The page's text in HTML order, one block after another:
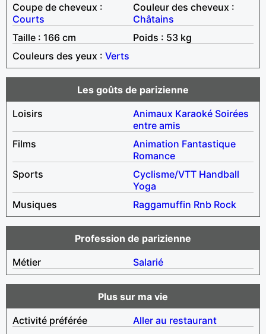
Coupe de cheveux :
Courts
Couleur des cheveux :
Châtains
Taille : 166 cm
Poids : 53 kg
Couleurs des yeux : Verts
Les goûts de parizienne
Loisirs
Animaux Karaoké Soirées
entre amis
Films
Animation Fantastique
Romance
Sports
Cyclisme/VTT Handball
Yoga
Musiques
Raggamuffin Rnb Rock
Profession de parizienne
Métier
Salarié
Plus sur ma vie
Activité préférée
Aller au restaurant